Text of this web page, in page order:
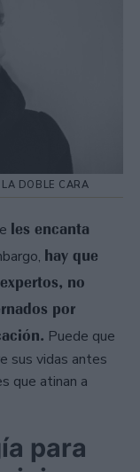
DOBLE CARA
les encanta
hay que
no
por
Puede que
sus vidas antes
que atinan a
para